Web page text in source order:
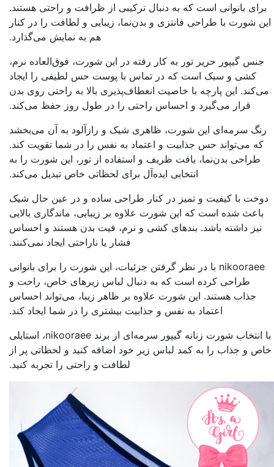
برای بانوانی است که به دنبال ترکیبی از ظرافت و راحتی هستند.
این شورت با طراحی فانتزی و بدن‌نما، زیبایی و لطافت را در کنار
هم به نمایش می‌گذارد.
جنس گیپور حریر تور به کار رفته در این شورت، فوق‌العاده نرم،
کشی و سبک است که در تماس با پوست حس لطیفی را ایجاد
می‌کند. این پارچه با خاصیت انعطاف‌پذیری بالا به راحتی روی بدن
قرار می‌گیرد و احساس راحتی را در طول روز حفظ می‌کند.
رنگ سرمه‌ای این شورت، ظاهری شیک و رازآلود به آن می‌بخشد
که می‌تواند حس جذابیت و اعتماد به نفس را در شما تقویت کند.
طراحی بدن‌نما، بافت ظریف و استفاده از تور، این شورت را به
انتخابی ایده‌آل برای لحظاتی خاص تبدیل می‌کند.
دوخت با کیفیت و تمیز در کنار طراحی ساده و در عین حال شیک
باعث شده است که این شورت علاوه بر زیبایی، ماندگاری بالایی
نیز داشته باشد. بندهای کشی و نرم، فیت بدن هستند و احساس
فشار یا ناراحتی ایجاد نمی‌کنند.
nikooraee با در نظر گرفتن جزئیات، این شورت را برای بانوانی
طراحی کرده است که به دنبال لباس زیرهای خاص، راحت و
جذاب هستند. این شورت علاوه بر ظاهر زیبا، می‌تواند احساس
اعتماد به نفس و جذابیت بیشتری را در شما ایجاد کند.
با انتخاب شورت زنانه گیپور سرمه‌ای از برند nikooraee، استایلی
خاص و جذاب را به کمد لباس زیر خود اضافه کنید و لحظاتی پر از
لطافت و راحتی را تجربه کنید.